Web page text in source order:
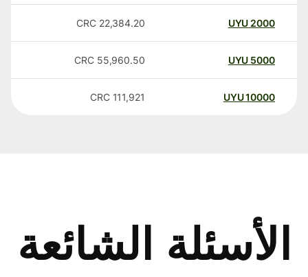
2000
UYU
22,384.20
CRC
5000
UYU
55,960.50
CRC
10000
UYU
111,921
CRC
الأسئلة الشائعة